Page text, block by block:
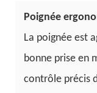
Poignée
La poignée est
bonne prise en
contrôle précis